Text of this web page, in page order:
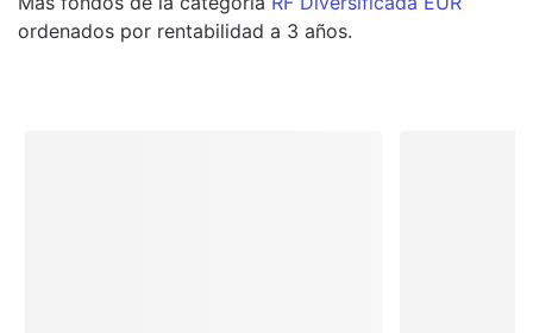
ordenados por rentabilidad a 3 años.